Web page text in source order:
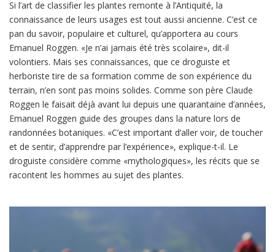
Si l’art de classifier les plantes remonte à l’Antiquité, la
connaissance de leurs usages est tout aussi ancienne. C’est ce
pan du savoir, populaire et culturel, qu’apportera au cours
Emanuel Roggen. «Je n’ai jamais été très scolaire», dit-il
volontiers. Mais ses connaissances, que ce droguiste et
herboriste tire de sa formation comme de son expérience du
terrain, n’en sont pas moins solides. Comme son père Claude
Roggen le faisait déjà avant lui depuis une quarantaine d’années,
Emanuel Roggen guide des groupes dans la nature lors de
randonnées botaniques. «C’est important d’aller voir, de toucher
et de sentir, d’apprendre par l’expérience», explique-t-il. Le
droguiste considère comme «mythologiques», les récits que se
racontent les hommes au sujet des plantes.